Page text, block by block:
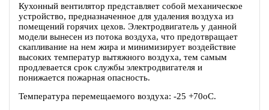
Кухонный вентилятор представляет собой механическое
устройство, предназначенное для удаления воздуха из
помещений горячих цехов. Электродвигатель у данной
модели вынесен из потока воздуха, что предотвращает
скапливание на нем жира и минимизирует воздействие
высоких температур вытяжного воздуха, тем самым
продлевается срок службы электродвигателя и
понижается пожарная опасность.
Температура перемещаемого воздуха: -25 +70оС.